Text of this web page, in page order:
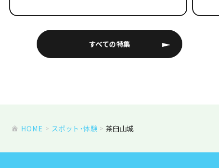
すべての特集
HOME スポット・体験 茶臼山城